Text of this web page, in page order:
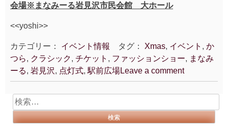
会場※まなみーる岩見沢市民会館 大ホール
<<yoshi>>
カテゴリー： イベント情報 タグ： Xmas, イベント , か
つら, クラシック, チケット , ファッションショー, まなみ
ーる, 岩見沢, 点灯式, 駅前広場Leave a comment
検
索: